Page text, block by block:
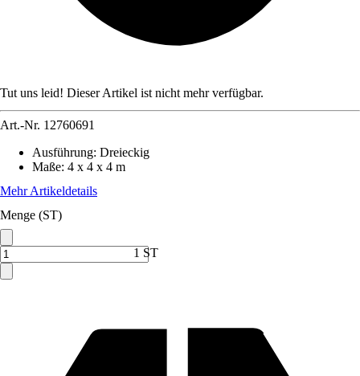
Tut uns leid! Dieser Artikel ist nicht mehr verfügbar.
Art.-Nr. 12760691
Ausführung: Dreieckig
Maße: 4 x 4 x 4 m
Mehr Artikeldetails
Menge (ST)
1 ST